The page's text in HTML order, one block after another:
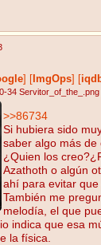
ImgOps
34 Servitor_of_the_.png
>>86734
Si hubiera sido
saber algo más de
¿Quien los
Azathoth o algún
ahí para evitar
También me
melodía, el que
indica que esa
la física.